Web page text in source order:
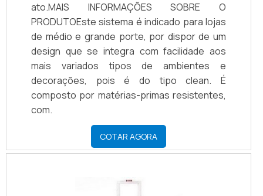
ato.MAIS INFORMAÇÕES SOBRE O
PRODUTOEste sistema é indicado para lojas
de médio e grande porte, por dispor de um
design que se integra com facilidade aos
mais variados tipos de ambientes e
decorações, pois é do tipo clean. É
composto por matérias-primas resistentes,
com.
COTAR AGORA